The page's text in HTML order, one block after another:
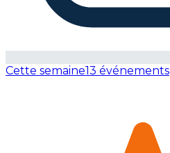
Cette semaine13 événements